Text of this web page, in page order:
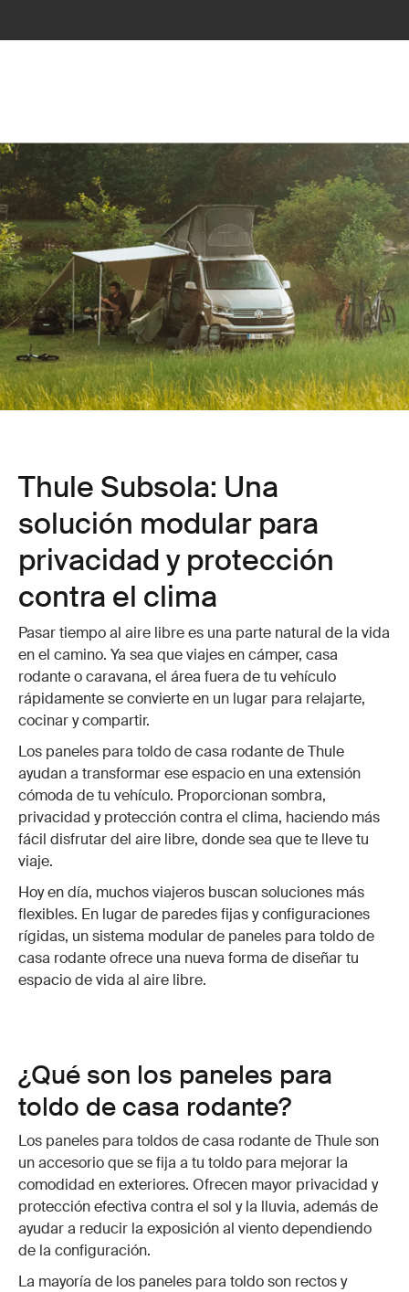
Thule Subsola: Una
solución modular para
privacidad y protección
contra el clima
Pasar tiempo al aire libre es una parte natural de la vida
en el camino. Ya sea que viajes en cámper, casa
rodante o caravana, el área fuera de tu vehículo
rápidamente se convierte en un lugar para relajarte,
cocinar y compartir.
Los paneles para toldo de casa rodante de Thule
ayudan a transformar ese espacio en una extensión
cómoda de tu vehículo. Proporcionan sombra,
privacidad y protección contra el clima, haciendo más
fácil disfrutar del aire libre, donde sea que te lleve tu
viaje.
Hoy en día, muchos viajeros buscan soluciones más
flexibles. En lugar de paredes fijas y configuraciones
rígidas, un sistema modular de paneles para toldo de
casa rodante ofrece una nueva forma de diseñar tu
espacio de vida al aire libre.
¿Qué son los paneles para
toldo de casa rodante?
Los paneles para toldos de casa rodante de Thule son
un accesorio que se fija a tu toldo para mejorar la
comodidad en exteriores. Ofrecen mayor privacidad y
protección efectiva contra el sol y la lluvia, además de
ayudar a reducir la exposición al viento dependiendo
de la configuración.
La mayoría de los paneles para toldo son rectos y